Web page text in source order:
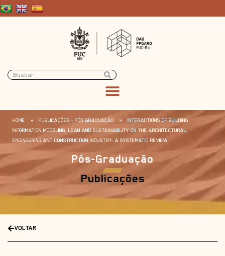
HOME » PUBLICAÇÕES - PÓS GRADUAÇÃO »
INTERACTIONS OF BUILDING
INFORMATION MODELING, LEAN AND SUSTAINABILITY ON THE ARCHITECTURAL,
ENGINEERING AND CONSTRUCTION INDUSTRY: A SYSTEMATIC REVIEW
Pós-Graduação
Publicações
VOLTAR